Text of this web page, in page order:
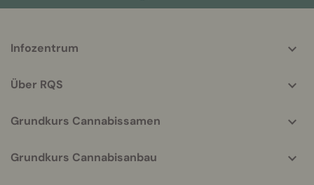
helpful
Infozentrum
Über RQS
Grundkurs Cannabissamen
Grundkurs Cannabisanbau